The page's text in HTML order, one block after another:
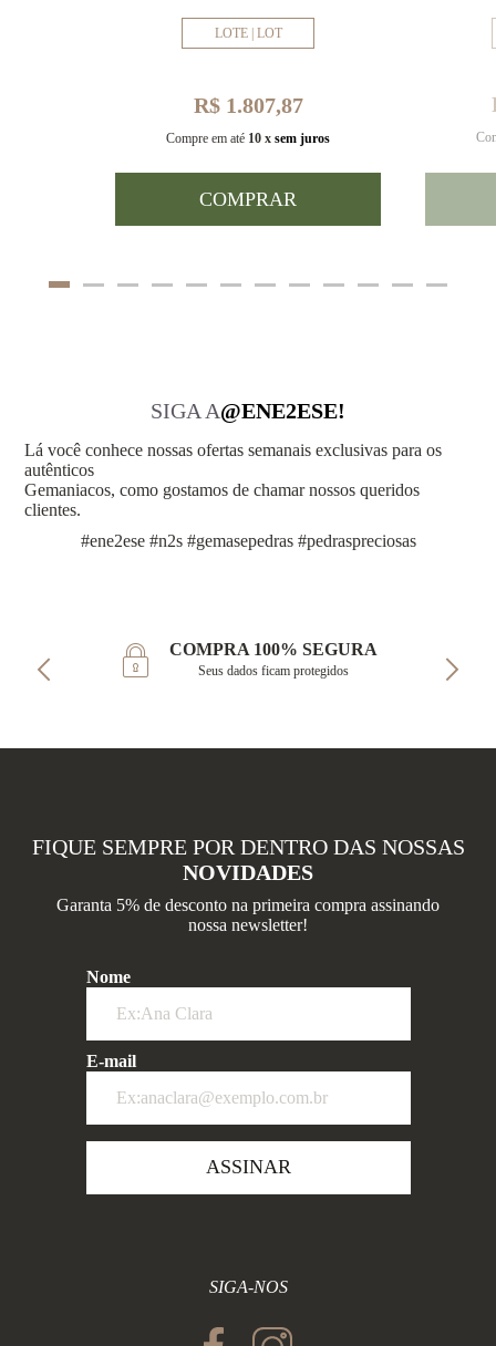
LOTE | LOT
R$ 1.807,87
Compre em até 10 x sem juros
COMPRAR
SIGA A@ENE2ESE!
Lá você conhece nossas ofertas semanais exclusivas para os
autênticos
Gemaniacos, como gostamos de chamar nossos queridos
clientes.
#ene2ese #n2s #gemasepedras #pedraspreciosas
COMPRA 100% SEGURA
Seus dados ficam protegidos
FIQUE SEMPRE POR DENTRO DAS NOSSAS
NOVIDADES
Garanta 5% de desconto na primeira compra assinando
nossa newsletter!
Nome
E-mail
ASSINAR
SIGA-NOS